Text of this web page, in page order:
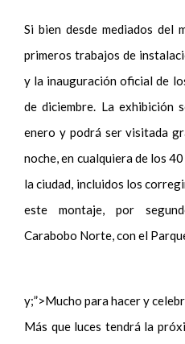
Si bien desde mediados del
primeros trabajos de
y la inauguración oficial de
de diciembre. La exhibición
enero y podrá ser visitada
noche, en cualquiera de los
la ciudad, incluidos los
este montaje, por
Carabobo Norte, con el
y;”>Mucho para hacer y
Más que luces tendrá la